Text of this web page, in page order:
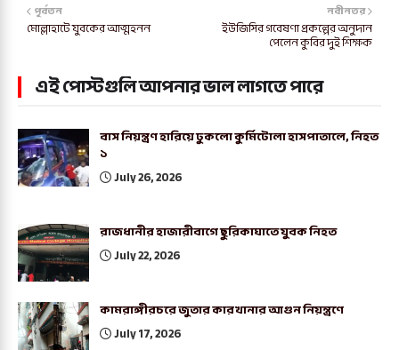
নবীনতর
ইউজিসির গবেষণা প্রকল্পের অনুদান
পেলেন কুবির দুই শিক্ষক
পূর্বতন
মোল্লাহাটে যুবকের আত্মহনন
এই পোস্টগুলি আপনার ভাল লাগতে পারে
বাস নিয়ন্ত্রণ হারিয়ে ঢুকলো কুর্মিটোলা হাসপাতালে, নিহত
১
July 26, 2026
রাজধানীর হাজারীবাগে ছুরিকাঘাতে যুবক নিহত
July 22, 2026
কামরাঙ্গীরচরে জুতার কারখানার আগুন নিয়ন্ত্রণে
July 17, 2026